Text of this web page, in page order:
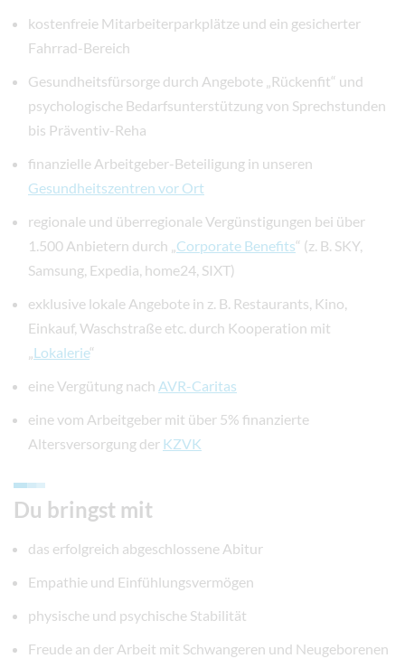
kostenfreie Mitarbeiterparkplätze und ein gesicherter
Fahrrad-Bereich
Gesundheitsfürsorge durch Angebote „Rückenfit“ und
psychologische Bedarfsunterstützung von Sprechstunden
bis Präventiv-Reha
finanzielle Arbeitgeber-Beteiligung in unseren
Gesundheitszentren vor Ort
regionale und überregionale Vergünstigungen bei über
1.500 Anbietern durch „Corporate Benefits“ (z. B. SKY,
Samsung, Expedia, home24, SIXT)
exklusive lokale Angebote in z. B. Restaurants, Kino,
Einkauf, Waschstraße etc. durch Kooperation mit
„Lokalerie“
eine Vergütung nach AVR-Caritas
eine vom Arbeitgeber mit über 5% finanzierte
Altersversorgung der KZVK
Du bringst mit
das erfolgreich abgeschlossene Abitur
Empathie und Einfühlungsvermögen
physische und psychische Stabilität
Freude an der Arbeit mit Schwangeren und Neugeborenen